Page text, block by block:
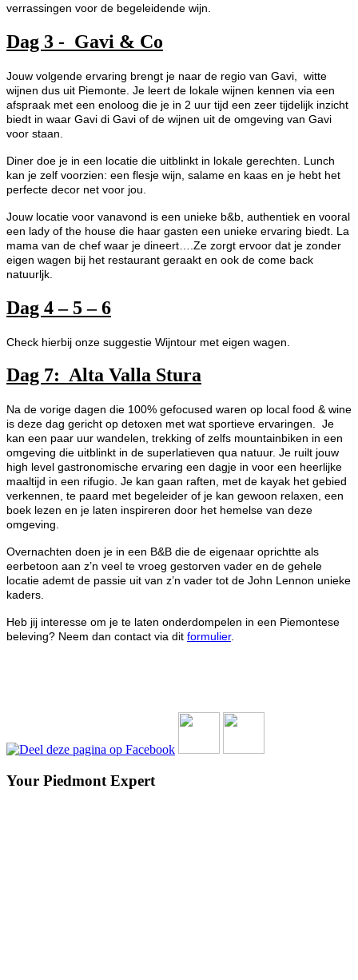
verrassingen voor de begeleidende wijn.
Dag 3 - Gavi & Co
Jouw volgende ervaring brengt je naar de regio van Gavi, witte
wijnen dus uit Piemonte. Je leert de lokale wijnen kennen via een
afspraak met een enoloog die je in 2 uur tijd een zeer tijdelijk inzicht
biedt in waar Gavi di Gavi of de wijnen uit de omgeving van Gavi
voor staan.
Diner doe je in een locatie die uitblinkt in lokale gerechten. Lunch
kan je zelf voorzien: een flesje wijn, salame en kaas en je hebt het
perfecte decor net voor jou.
Jouw locatie voor vanavond is een unieke b&b, authentiek en vooral
een lady of the house die haar gasten een unieke ervaring biedt. La
mama van de chef waar je dineert….Ze zorgt ervoor dat je zonder
eigen wagen bij het restaurant geraakt en ook de come back
natuurljk.
Dag 4 – 5 – 6
Check hierbij onze suggestie Wijntour met eigen wagen.
Dag 7: Alta Valla Stura
Na de vorige dagen die 100% gefocused waren op local food & wine
is deze dag gericht op detoxen met wat sportieve ervaringen. Je
kan een paar uur wandelen, trekking of zelfs mountainbiken in een
omgeving die uitblinkt in de superlatieven qua natuur. Je ruilt jouw
high level gastronomische ervaring een dagje in voor een heerlijke
maaltijd in een rifugio. Je kan gaan raften, met de kayak het gebied
verkennen, te paard met begeleider of je kan gewoon relaxen, een
boek lezen en je laten inspireren door het hemelse van deze
omgeving.
Overnachten doen je in een B&B die de eigenaar oprichtte als
eerbetoon aan z’n veel te vroeg gestorven vader en de gehele
locatie ademt de passie uit van z’n vader tot de John Lennon unieke
kaders.
Heb jij interesse om je te laten onderdompelen in een Piemontese
beleving? Neem dan contact via dit formulier.
Your Piedmont Expert